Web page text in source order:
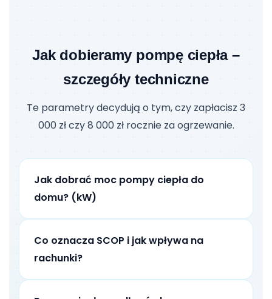
Jak dobieramy pompę ciepła –
szczegóły techniczne
Te parametry decydują o tym, czy zapłacisz 3
000 zł czy 8 000 zł rocznie za ogrzewanie.
Jak dobrać moc pompy ciepła do
domu? (kW)
Co oznacza SCOP i jak wpływa na
rachunki?